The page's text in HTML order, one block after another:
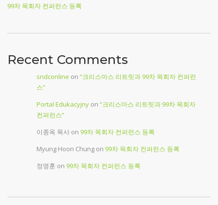
99차 목회자 컨퍼런스 등록
Recent Comments
sndconline on “크리스마스 리트릿과 99차 목회자 컨퍼런
스”
Portal Edukacyjny on “크리스마스 리트릿과 99차 목회자
컨퍼런스”
이종옥 목사 on 99차 목회자 컨퍼런스 등록
Myung Hoon Chung on 99차 목회자 컨퍼런스 등록
정명훈 on 99차 목회자 컨퍼런스 등록